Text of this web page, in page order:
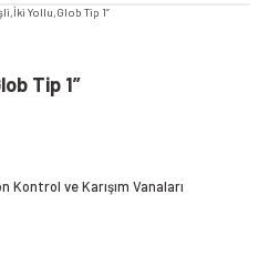
Tip 1”
Kontrol ve Karışım Vanaları